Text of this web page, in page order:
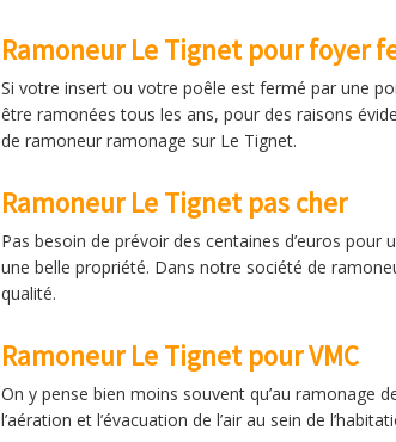
Ramoneur Le Tignet pour foyer
Si votre insert ou votre poêle est fermé par une
être ramonées tous les ans, pour des raisons
de ramoneur ramonage sur Le Tignet.
Ramoneur Le Tignet pas cher
Pas besoin de prévoir des centaines d’euros
une belle propriété. Dans notre société de
qualité.
Ramoneur Le Tignet pour VMC
On y pense bien moins souvent qu’au ramonage
l’aération et l’évacuation de l’air au sein de